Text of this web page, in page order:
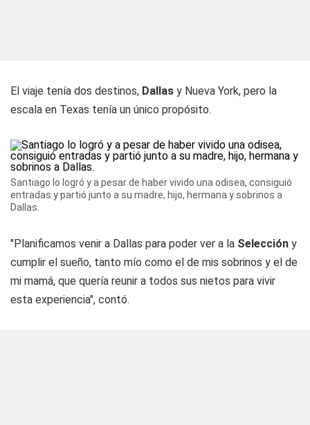
El viaje tenía dos destinos, Dallas y Nueva York, pero la
escala en Texas tenía un único propósito.
Santiago lo logró y a pesar de haber vivido una odisea, consiguió
entradas y partió junto a su madre, hijo, hermana y sobrinos a
Dallas.
"Planificamos venir a Dallas para poder ver a la Selección y
cumplir el sueño, tanto mío como el de mis sobrinos y el de
mi mamá, que quería reunir a todos sus nietos para vivir
esta experiencia", contó.